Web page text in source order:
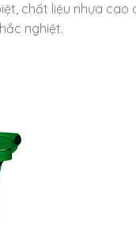
chất liệu nhựa
nghiệt.